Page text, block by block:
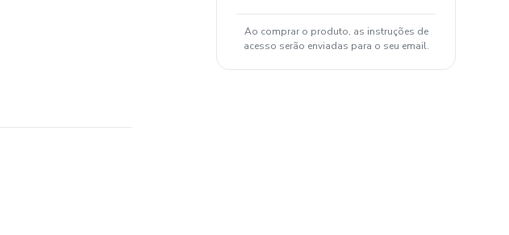
Ao comprar o produto, as instruções de
acesso serão enviadas para o seu email.